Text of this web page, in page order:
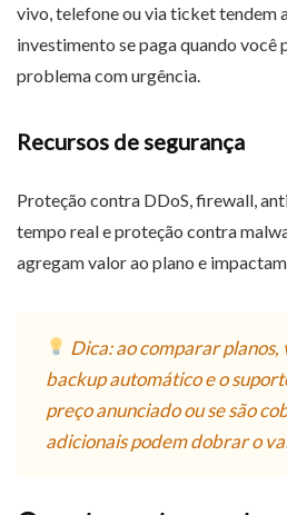
vivo, telefone ou via ticket tendem
investimento se paga quando você
problema com urgência.
Recursos de segurança
Proteção contra DDoS, firewall,
tempo real e proteção contra
agregam valor ao plano e
Dica: ao comparar planos,
backup automático e o
preço anunciado ou se são
adicionais podem dobrar o